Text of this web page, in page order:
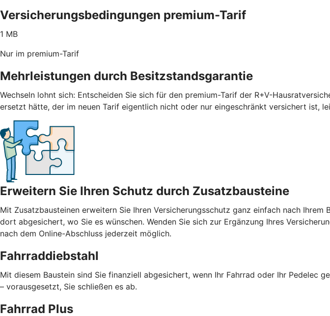
Versicherungsbedingungen premium-Tarif
1 MB
Nur im premium-Tarif
Mehrleistungen durch Besitzstandsgarantie
Wechseln lohnt sich: Entscheiden Sie sich für den premium-Tarif der R+V-
ersetzt hätte, der im neuen Tarif eigentlich nicht oder nur eingeschränkt versichert ist,
Erweitern Sie Ihren Schutz durch Zusatzbausteine
Mit Zusatzbausteinen erweitern Sie Ihren Versicherungsschutz ganz einfach nach
dort abgesichert, wo Sie es wünschen. Wenden Sie sich zur Ergänzung Ihres
nach dem Online-Abschluss jederzeit möglich.
Fahrraddiebstahl
Mit diesem Baustein sind Sie finanziell abgesichert, wenn Ihr Fahrrad oder Ihr Pedelec
– vorausgesetzt, Sie schließen es ab.
Fahrrad Plus